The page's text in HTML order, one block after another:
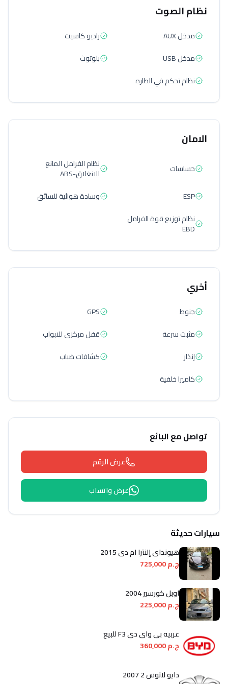
نظام الصوت
مدخل AUX
راديو كاسيت
مدخل USB
بلوتوث
نظام تحكم في الطاره
الامان
حساسات نظام الفرامل المانع
للانغلاق-ABS
ESP
وسادة هوائية للسائق
نظام توزيع قوة الفرامل
EBD
أخري
جنوط
GPS
مثبت سرعة
قفل مركزى للابواب
إنذار
كشافات ضباب
كاميرا خلفية
تواصل مع البائع
عرض الرقم
عرض واتساب
سيارات حديثة
هيونداي إلنترا ام دى 2015
ج.م 725,000
اوبل كورسير 2004
ج.م 225,000
عربيه بى واى دى F3 للبيع
ج.م 360,000
دايو لانوس 2 2007